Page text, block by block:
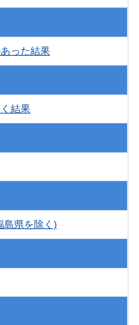
った結果
結果
島県を除く)